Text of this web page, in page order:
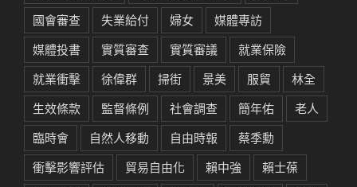
國會審查
失業給付 婦女
媒體專訪
媒體投書
實質審查 實質審議
就業保險
就業衝擊
徐偉群 掃街 景美 服貿
林全
生效條款
監督條例 社會調查 簡年佑
老人
臨時會
自然人移動 自由時報
蔡季勳
衝擊影響評估
貿易自由化 賴中強
賴士葆